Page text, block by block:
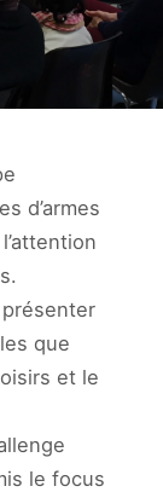
d’armes
que
et le
le focus